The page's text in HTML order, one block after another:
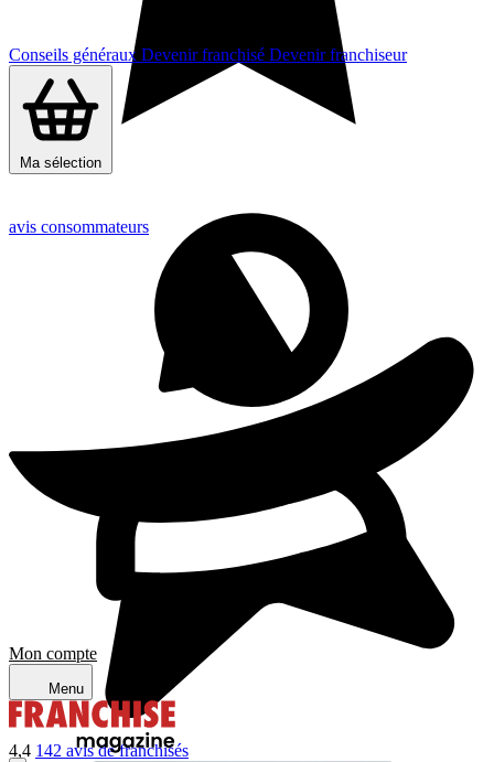
Conseils généraux Devenir franchisé Devenir franchiseur
Ma sélection
Mon compte
Menu
avis consommateurs
4,4 142 avis de franchisés